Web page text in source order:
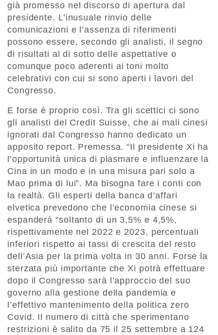
già promesso nel discorso di apertura dal
presidente. L’inusuale rinvio delle
comunicazioni e l’assenza di riferimenti
possono essere, secondo gli analisti, il segno
di risultati al di sotto delle aspettative o
comunque poco aderenti ai toni molto
celebrativi con cui si sono aperti i lavori del
Congresso.
E forse è proprio così. Tra gli scettici ci sono
gli analisti del Credit Suisse, che ai mali cinesi
ignorati dal Congresso hanno dedicato un
apposito report. Premessa. “Il presidente Xi ha
l’opportunità unica di plasmare e influenzare la
Cina in un modo e in una misura pari solo a
Mao prima di lui”. Ma bisogna fare i conti con
la realtà. Gli esperti della banca d’affari
elvetica prevedono che l’economia cinese si
espanderà “soltanto di un 3,5% e 4,5%,
rispettivamente nel 2022 e 2023, percentuali
inferiori rispetto ai tassi di crescita del resto
dell’Asia per la prima volta in 30 anni. Forse la
sterzata più importante che Xi potrà effettuare
dopo il Congresso sarà l’approccio del suo
governo alla gestione della pandemia e
l’effettivo mantenimento della politica zero
Covid. Il numero di città che sperimentano
restrizioni è salito da 75 il 25 settembre a 124